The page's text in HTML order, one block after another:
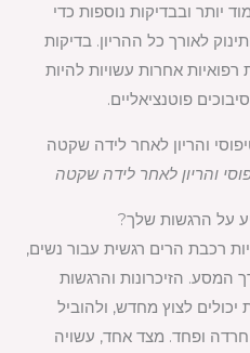
יותר ובבדיקות נוספות כדי
לאורך כל ההריון. בדיקות
רפואיות אחרות עשויות להיות
פוטנציאליים.
והריון לאחר לידה שקטה
על הרגשות שלך?
רכבת הרים רגשית עבור נשים,
המסע. הזיכרונות והרגשות
לצוץ מחדש, ולהוביל
ופחד. מצד אחד, עשויה